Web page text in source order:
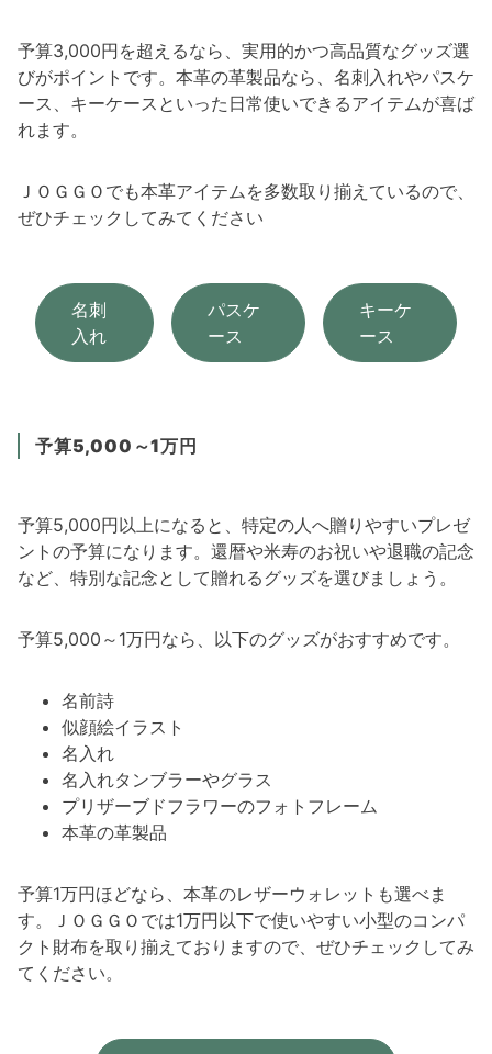
予算3,000円を超えるなら、実用的かつ高品質なグッズ選
びがポイントです。本革の革製品なら、名刺入れやパスケ
ース、キーケースといった日常使いできるアイテムが喜ば
れます。
ＪＯＧＧＯでも本革アイテムを多数取り揃えているので、
ぜひチェックしてみてください
名刺
入れ
パスケ
ース
キーケ
ース
予算5,000～1万円
予算5,000円以上になると、特定の人へ贈りやすいプレゼ
ントの予算になります。還暦や米寿のお祝いや退職の記念
など、特別な記念として贈れるグッズを選びましょう。
予算5,000～1万円なら、以下のグッズがおすすめです。
名前詩
似顔絵イラスト
名入れ
名入れタンブラーやグラス
プリザーブドフラワーのフォトフレーム
本革の革製品
予算1万円ほどなら、本革のレザーウォレットも選べま
す。ＪＯＧＧＯでは1万円以下で使いやすい小型のコンパ
クト財布を取り揃えておりますので、ぜひチェックしてみ
てください。